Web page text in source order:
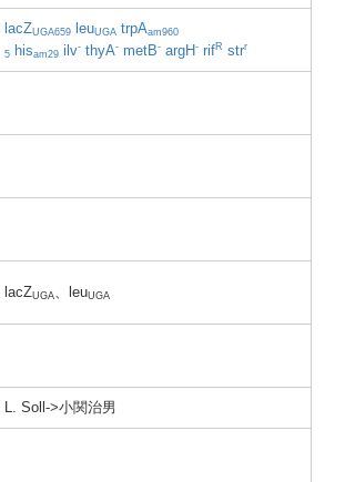
lacZUGA659 leuUGA trpAam960
5 hisam29 ilv- thyA- metB- argH- rifR strr
lacZUGA、leuUGA
L. Soll->小関治男